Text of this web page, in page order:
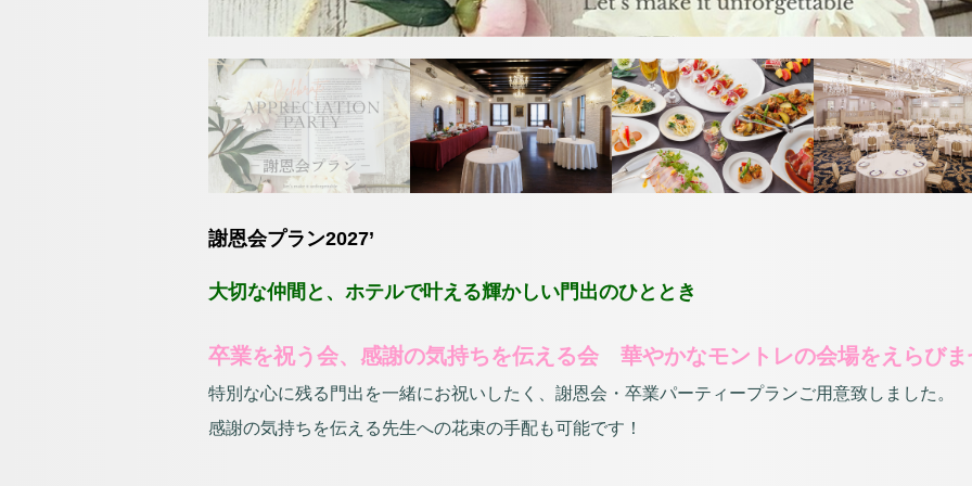
謝恩会プラン2027’
大切な仲間と、ホテルで叶える輝かしい門出のひととき
卒業を祝う会、感謝の気持ちを伝える会 華やかなモントレの会場をえらびま
特別な心に残る門出を一緒にお祝いしたく、謝恩会・卒業パーティープランご用意致しました。
感謝の気持ちを伝える先生への花束の手配も可能です！
TEL06-6458-5647
（受付時間 10:00～20:30）
お問い合わせ
TEL06-6458-5685
（受付時間 10:00～20:30）
お問い合わせ
チェックイン日がお決まりでない方
宿泊予約確認・キャンセル